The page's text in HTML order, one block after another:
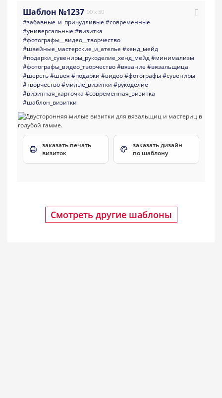
Шаблон №1237 90 x 50
#забавные_и_причудливые #современные
#универсальные #визитка
#фотографы__видео__творчество
#швейные_мастерские_и_ателье #хенд_мейд
#подарки_сувениры_рукоделие_хенд_мейд#минимализм
#фотографы_видео_творчество#вязание #вязальщица
#шерсть#швея #подарки #видео#фотографы#сувениры
#творчество#милые_визитки #рукоделие
#визитная_карточка #современная_визитка
#шаблон_визитки
заказать печать
визиток
заказать дизайн
по шаблону
Смотреть другие шаблоны